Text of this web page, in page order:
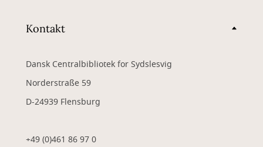
Kontakt
Dansk Centralbibliotek for Sydslesvig
Norderstraße 59
D-24939 Flensburg
+49 (0)461 86 97 0